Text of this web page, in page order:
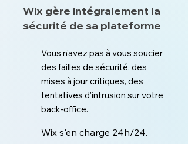
Wix gère intégralement la
sécurité de sa plateforme
Vous n'avez pas à vous soucier
des failles de sécurité, des
mises à jour critiques, des
tentatives d'intrusion sur votre
back-office.
Wix s'en charge 24h/24.